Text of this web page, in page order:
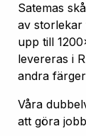
Satemas
av
upp till
levereras i
andra
Våra
att göra